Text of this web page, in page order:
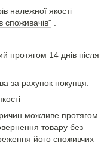
належної якості
споживачів"
протягом 14 днів після
за рахунок покупця.
можливе протягом
товару без
його споживчих